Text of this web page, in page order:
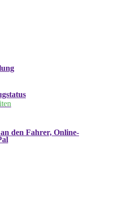
den Fahrer, Online-